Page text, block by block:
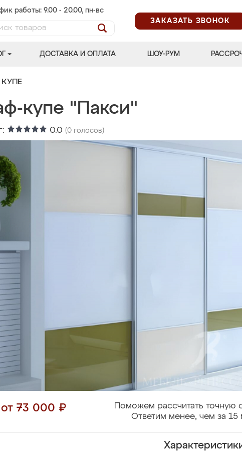
работы: 9.00 - 20.00, пн-вс
ЗАКАЗАТЬ ЗВОНОК
ДОСТАВКА И ОПЛАТА ШОУ-РУМ
купе "Пакси"
0.0 (0 голосов)
73 000 ₽
Поможем рассчитать точную
Ответим менее, чем за 15